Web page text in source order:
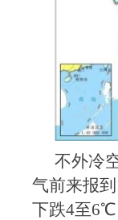
不外冷
气前来报
下跌4至6℃